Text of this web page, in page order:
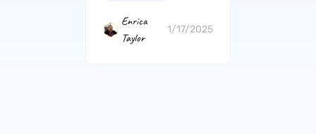
Enrica
Taylor
1/17/2025